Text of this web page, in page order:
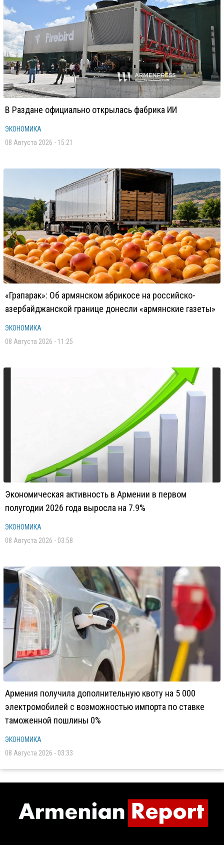
В Раздане официально открылась фабрика ИИ
ЭКОНОМИКА
08 Августа 2026 - 15:21
«Грапарак»: Об армянском абрикосе на российско-
азербайджанской границе донесли «армянские газеты»
ЭКОНОМИКА
08 Августа 2026 - 11:25
Экономическая активность в Армении в первом
полугодии 2026 года выросла на 7.9%
ЭКОНОМИКА
08 Августа 2026 - 03:58
Армения получила дополнительную квоту на 5 000
электромобилей с возможностью импорта по ставке
таможенной пошлины 0%
ЭКОНОМИКА
08 Августа 2026 - 03:33